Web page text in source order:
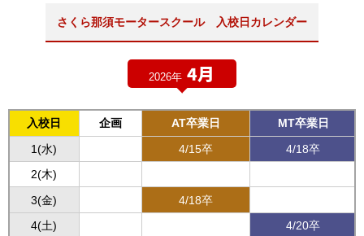
さくら那須モータースクール 入校日カレンダー
2026年 4月
入校日 企画 AT卒業日
MT卒業日
1(水)
4/15卒
4/18卒
2(木)
3(金)
4/18卒
4(土)
4/20卒